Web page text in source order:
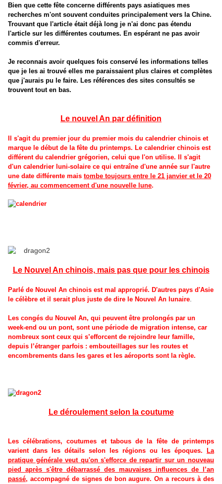
Bien que cette fête concerne différents pays asiatiques mes
recherches m'ont souvent conduites principalement vers la Chine.
Trouvant que l'article était déjà long je n'ai donc pas étendu
l'article sur les différentes coutumes. En espérant ne pas avoir
commis d'erreur.
Je reconnais avoir quelques fois conservé les informations telles
que je les ai trouvé elles me paraissaient plus claires et complètes
que j'aurais pu le faire. Les références des sites consultés se
trouvent tout en bas.
Le nouvel An par définition
Il s'agit du premier jour du premier mois du calendrier chinois et
marque le début de la fête du printemps. Le calendrier chinois est
différent du calendrier grégorien, celui que l'on utilise. Il s'agit
d'un calendrier luni-solaire ce qui entraîne d'une année sur l'autre
une date différente mais tombe toujours entre le 21 janvier et le 20
février, au commencement d'une nouvelle lune.
Le Nouvel An chinois, mais pas que pour les chinois
Parlé de Nouvel An chinois est mal approprié. D'autres pays d'Asie
le célèbre et il serait plus juste de dire le Nouvel An lunaire
Les congés du Nouvel An, qui peuvent être prolongés par un
week-end ou un pont, sont une période de migration intense, car
nombreux sont ceux qui s’efforcent de rejoindre leur famille,
depuis l’étranger parfois : embouteillages sur les routes et
encombrements dans les gares et les aéroports sont la règle.
Le déroulement selon la coutume
Les célébrations, coutumes et tabous de la fête de printemps
varient dans les détails selon les régions ou les époques.
La
pratique générale veut qu'on s'efforce de repartir sur un nouveau
pied après s'être débarrassé des mauvaises influences de l’an
passé, accompagné de signes de bon augure. On a recours à des